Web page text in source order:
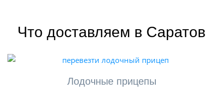
Что доставляем в Саратов
Лодочные прицепы